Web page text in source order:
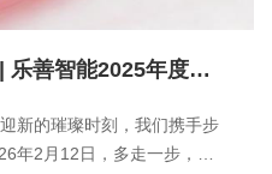
多走一步，理想能达到 | 乐善智能2025年度年会圆满举行
新的璀璨时刻，我们携手步
年2月12日，多走一步，理